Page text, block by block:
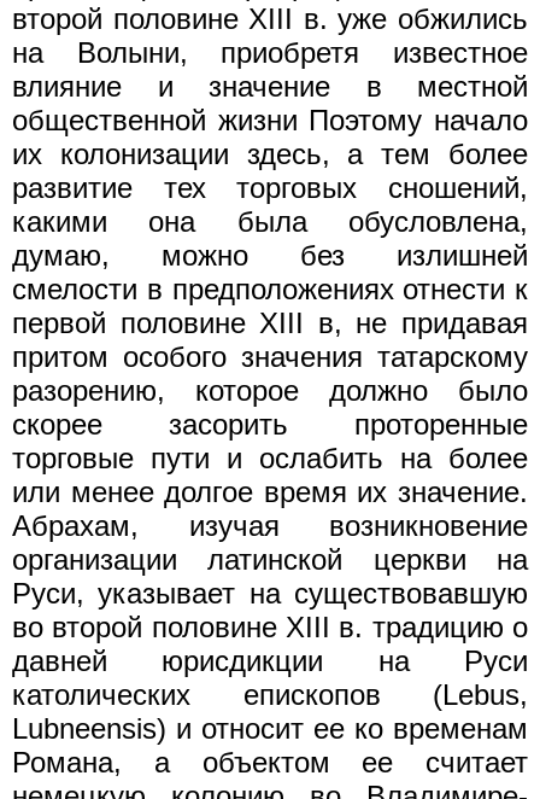
второй половине XIII в. уже обжились
на Волыни, приобретя известное
влияние и значение в местной
общественной жизни Поэтому начало
их колонизации здесь, а тем более
развитие тех торговых сношений,
какими она была обусловлена,
думаю, можно без излишней
смелости в предположениях отнести к
первой половине XIII в, не придавая
притом особого значения татарскому
разорению, которое должно было
скорее засорить проторенные
торговые пути и ослабить на более
или менее долгое время их значение.
Абрахам, изучая возникновение
организации латинской церкви на
Руси, указывает на существовавшую
во второй половине XIII в. традицию о
давней юрисдикции на Руси
католических епископов (Lebus,
Lubneensis) и относит ее ко временам
Романа, а объектом ее считает